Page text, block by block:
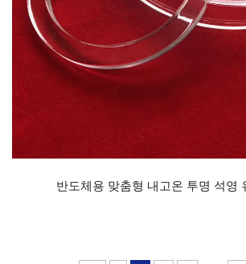
반도체용 맞춤형 내고온 투명 석영